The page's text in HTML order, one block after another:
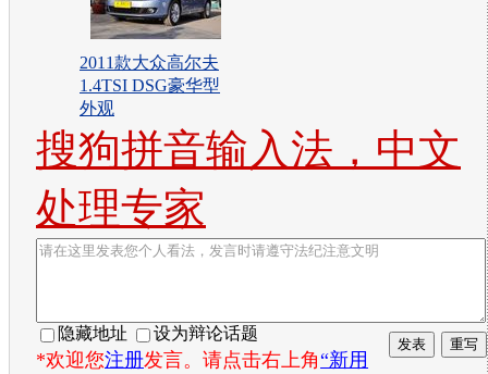
2011款大众高尔夫
1.4TSI DSG豪华型
外观
搜狗拼音输入法，中文
处理专家
隐藏地址 设为辩论话题
*欢迎您注册发言。请点击右上角“新用